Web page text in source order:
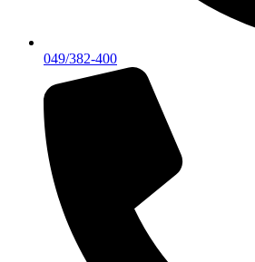
049/382-400